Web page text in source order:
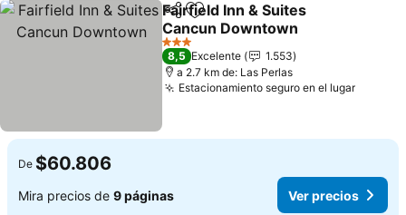
CompartirAgregar a favoritos
Fairfield Inn & Suites
Cancun Downtown
3 Estrellas
8,5 Excelente
1.553
a 2.7 km de: Las Perlas
Estacionamiento seguro en el lugar
De $60.806
Mira precios de 9 páginas Ver precios